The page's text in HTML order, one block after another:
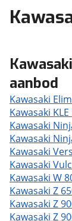
aanbod
Kawasaki
Kawasaki
Kawasaki
Kawasaki
Kawasaki
Kawasaki
Kawasaki W
Kawasaki Z
Kawasaki Z
Kawasaki Z